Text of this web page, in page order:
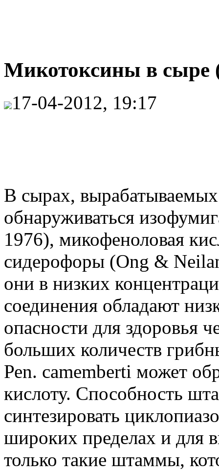
Микотоксины в сыре
17-04-2012, 19:17
В сырах,
обнаруживаться
1976), микофеноловая
сидерофоры (Ong &
они в низких
соединения обладают
опасности для здоровья
больших количеств
Реn. camemberti может
кислоту. Способность
синтезировать
широких пределах и для
только такие штаммы,